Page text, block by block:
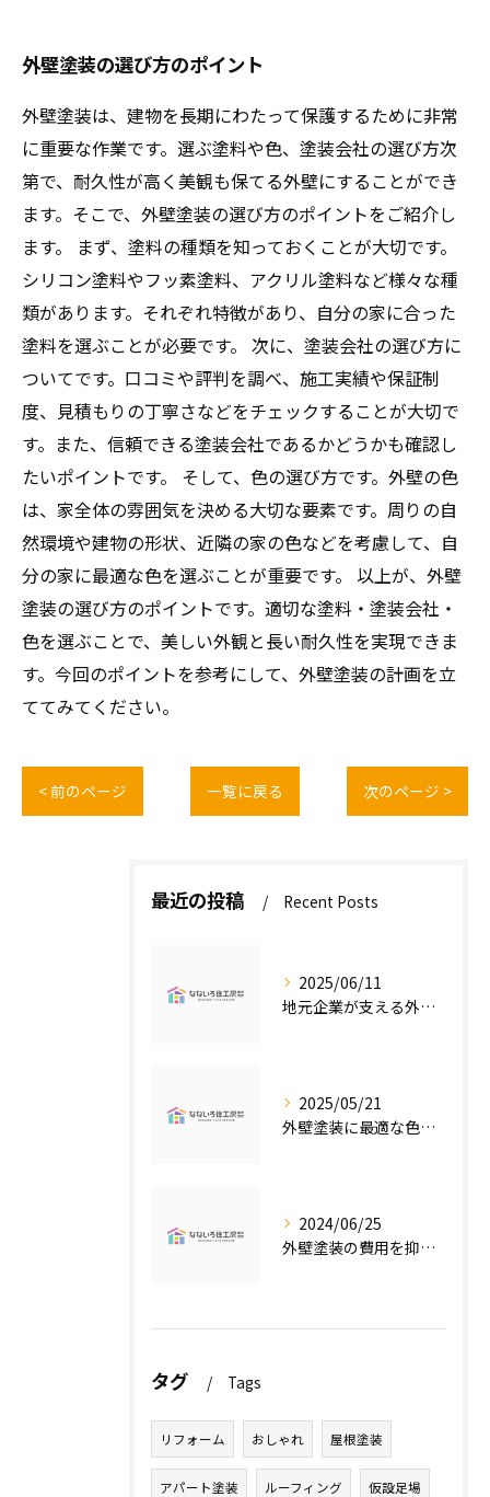
外壁塗装の選び方のポイント
外壁塗装は、建物を長期にわたって保護するために非常
に重要な作業です。選ぶ塗料や色、塗装会社の選び方次
第で、耐久性が高く美観も保てる外壁にすることができ
ます。そこで、外壁塗装の選び方のポイントをご紹介し
ます。 まず、塗料の種類を知っておくことが大切です。
シリコン塗料やフッ素塗料、アクリル塗料など様々な種
類があります。それぞれ特徴があり、自分の家に合った
塗料を選ぶことが必要です。 次に、塗装会社の選び方に
ついてです。口コミや評判を調べ、施工実績や保証制
度、見積もりの丁寧さなどをチェックすることが大切で
す。また、信頼できる塗装会社であるかどうかも確認し
たいポイントです。 そして、色の選び方です。外壁の色
は、家全体の雰囲気を決める大切な要素です。周りの自
然環境や建物の形状、近隣の家の色などを考慮して、自
分の家に最適な色を選ぶことが重要です。 以上が、外壁
塗装の選び方のポイントです。適切な塗料・塗装会社・
色を選ぶことで、美しい外観と長い耐久性を実現できま
す。今回のポイントを参考にして、外壁塗装の計画を立
ててみてください。
< 前のページ 一覧に戻る 次のページ >
最近の投稿 Recent Posts
2025/06/11
地元企業が支える外壁塗装の魅力
2025/05/21
外壁塗装に最適な色の選び方
2024/06/25
外壁塗装の費用を抑えたい人必見！低価格で高品質な外壁塗装工事のポイントとは？
タグ Tags
リフォーム おしゃれ 屋根塗装
アパート塗装 ルーフィング 仮設足場